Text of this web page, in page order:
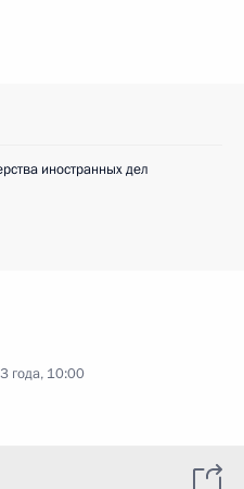
иностранных дел
года, 10:00